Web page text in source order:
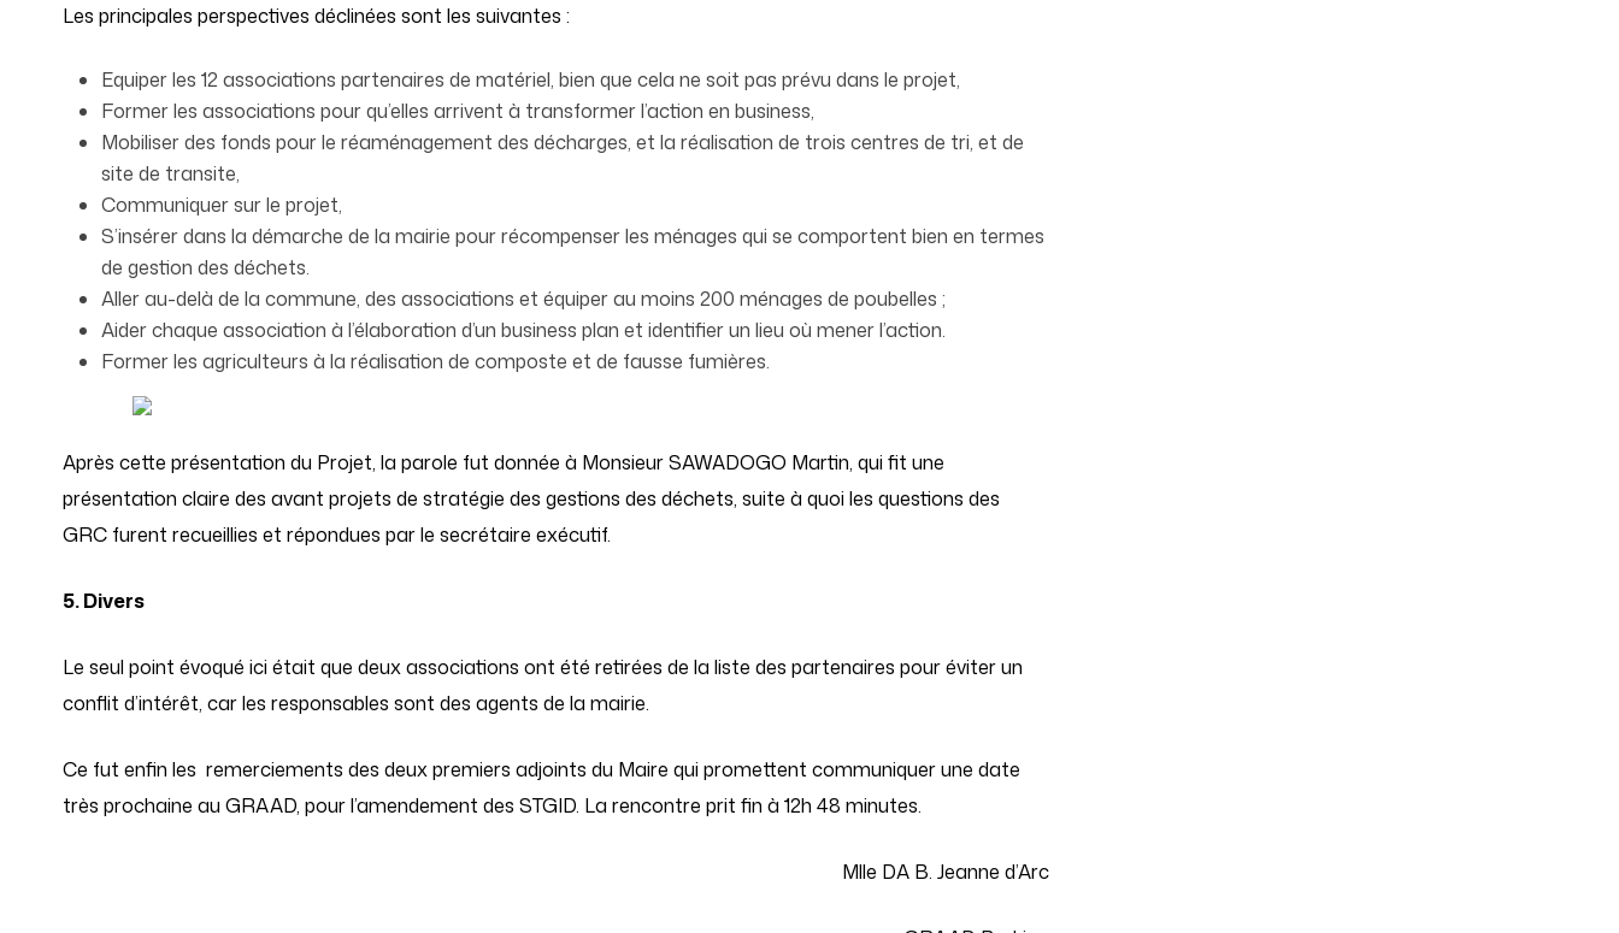
Les principales perspectives déclinées sont les suivantes :
Equiper les 12 associations partenaires de matériel, bien que cela ne soit pas prévu dans le projet,
Former les associations pour qu’elles arrivent à transformer l’action en business,
Mobiliser des fonds pour le réaménagement des décharges, et la réalisation de trois centres de tri, et de
site de transite,
Communiquer sur le projet,
S’insérer dans la démarche de la mairie pour récompenser les ménages qui se comportent bien en termes
de gestion des déchets.
Aller au-delà de la commune, des associations et équiper au moins 200 ménages de poubelles ;
Aider chaque association à l’élaboration d’un business plan et identifier un lieu où mener l’action.
Former les agriculteurs à la réalisation de composte et de fausse fumières.
Après cette présentation du Projet, la parole fut donnée à Monsieur SAWADOGO Martin, qui fit une
présentation claire des avant projets de stratégie des gestions des déchets, suite à quoi les questions des
GRC furent recueillies et répondues par le secrétaire exécutif.
5. Divers
Le seul point évoqué ici était que deux associations ont été retirées de la liste des partenaires pour éviter un
conflit d’intérêt, car les responsables sont des agents de la mairie.
Ce fut enfin les remerciements des deux premiers adjoints du Maire qui promettent communiquer une date
très prochaine au GRAAD, pour l’amendement des STGID. La rencontre prit fin à 12h 48 minutes.
Mlle DA B. Jeanne d’Arc